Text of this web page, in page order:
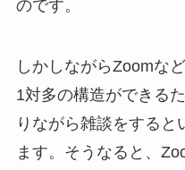
のです。
しかしながらZoomな
1対多の構造ができる
りながら雑談をすると
ます。そうなると、